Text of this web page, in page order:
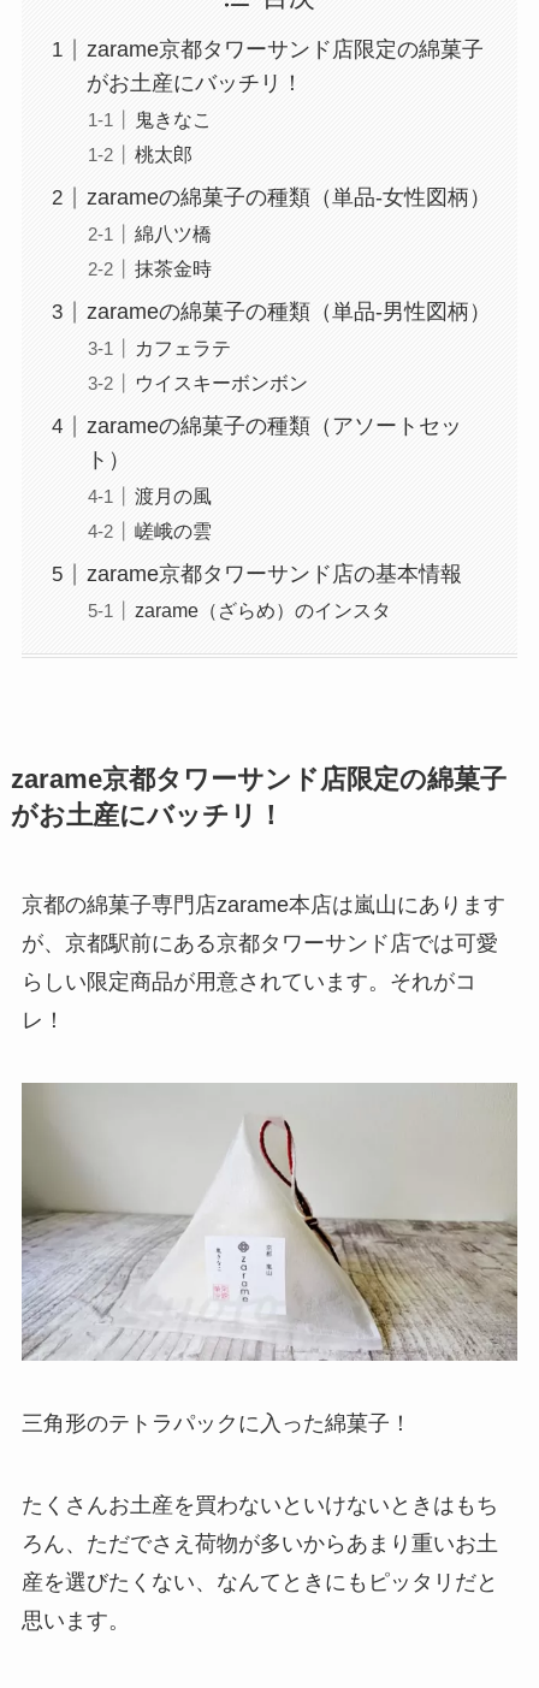
zarame京都タワーサンド店限定の綿菓子
がお土産にバッチリ！
鬼きなこ
桃太郎
zarameの綿菓子の種類（単品-女性図柄）
綿八ツ橋
抹茶金時
zarameの綿菓子の種類（単品-男性図柄）
カフェラテ
ウイスキーボンボン
zarameの綿菓子の種類（アソートセッ
ト）
渡月の風
嵯峨の雲
zarame京都タワーサンド店の基本情報
zarame（ざらめ）のインスタ
zarame京都タワーサンド店限定の綿菓子
がお土産にバッチリ！
京都の綿菓子専門店zarame本店は嵐山にあります
が、京都駅前にある京都タワーサンド店では可愛
らしい限定商品が用意されています。それがコ
レ！
三角形のテトラパックに入った綿菓子！
たくさんお土産を買わないといけないときはもち
ろん、ただでさえ荷物が多いからあまり重いお土
産を選びたくない、なんてときにもピッタリだと
思います。